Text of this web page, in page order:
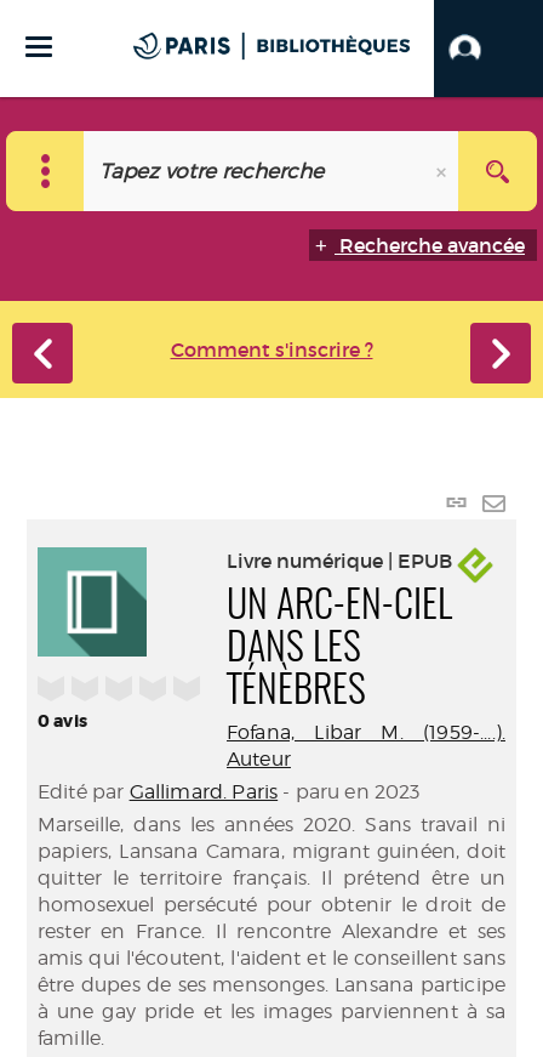
Recherche avancée
Comment s'inscrire ?
Lien
0avis
Livre numérique | EPUB
UN ARC-EN-CIEL
DANS LES
TÉNÈBRES
Fofana, Libar M. (1959-....).
Auteur
Edité par Gallimard. Paris - paru en 2023
Marseille, dans les années 2020. Sans travail ni
papiers, Lansana Camara, migrant guinéen, doit
quitter le territoire français. Il prétend être un
homosexuel persécuté pour obtenir le droit de
rester en France. Il rencontre Alexandre et ses
amis qui l'écoutent, l'aident et le conseillent sans
être dupes de ses mensonges. Lansana participe
à une gay pride et les images parviennent à sa
famille.